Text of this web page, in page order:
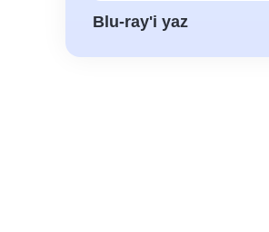
Blu-ray'i yaz